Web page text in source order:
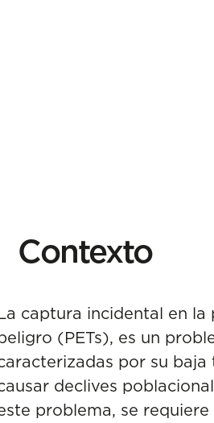
Contexto
captura incidental en la
(PETs), es un
por su
declives
problema, se